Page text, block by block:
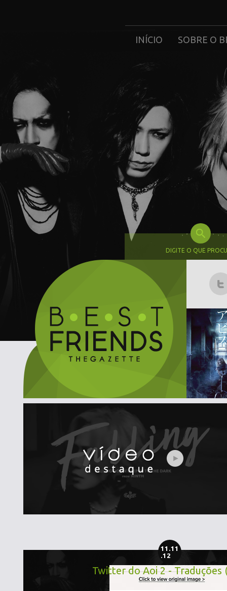
INÍCIO SOBRE O
DIGITE O QUE
11.11
.12
Twitter do Aoi 2 - Traduções